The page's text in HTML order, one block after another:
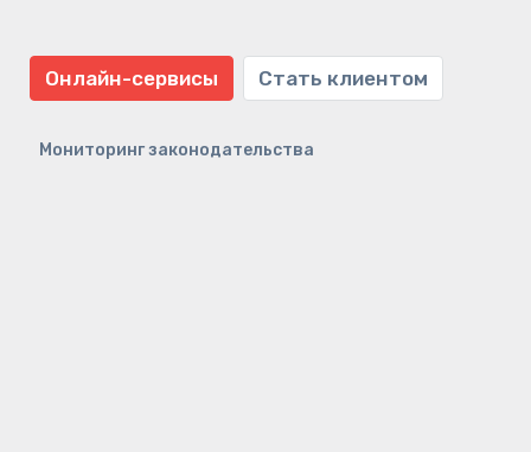
Онлайн-сервисы Стать клиентом
Мониторинг законодательства